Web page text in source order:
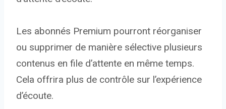
Les abonnés Premium pourront réorganiser
ou supprimer de manière sélective plusieurs
contenus en file d’attente en même temps.
Cela offrira plus de contrôle sur l’expérience
d’écoute.